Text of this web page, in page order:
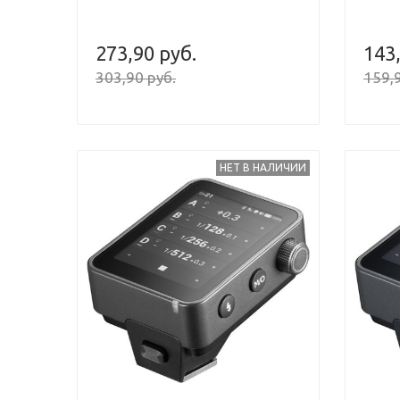
273,90 руб.
303,90 руб.
Previous Next
НЕТ В НАЛИЧИИ